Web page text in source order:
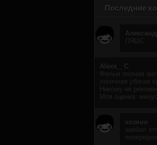
Последние
ЛЯШС
Alexx__C
Фильм полная
логичная убогая
Никому не
Моя оценка:
хозяин
заебал